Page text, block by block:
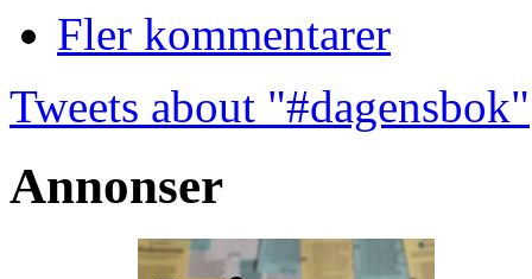
Fler kommentarer
Tweets about "#dagensbok"
Annonser